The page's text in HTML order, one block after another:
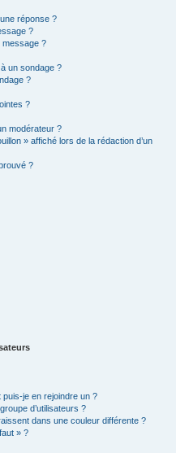
réponse ?
?
message ?
un sondage ?
?
?
modérateur ?
» affiché lors de la rédaction d’un
?
puis-je en rejoindre un ?
d’utilisateurs ?
dans une couleur différente ?
» ?